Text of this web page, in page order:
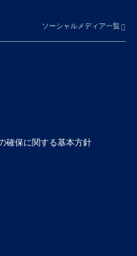
ソーシャルメディア一覧
確保に関する基本方針